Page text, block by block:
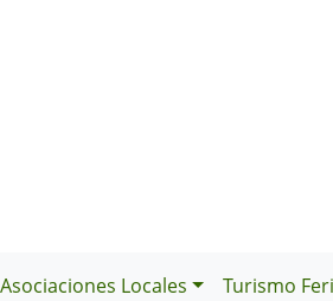
Asociaciones Locales Turismo